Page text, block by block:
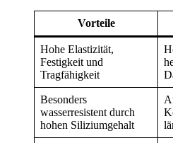
Vorteile
Hohe Elastizität,
Festigkeit und
Tragfähigkeit
Besonders
wasserresistent durch
hohen Siliziumgehalt